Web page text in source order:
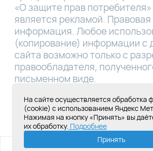
«О защите прав
является рекламой. Правовая
информация. Любое
(копирование) информации с
сайта возможно только с
правообладателя,
письменном виде.
Лицензия Л041-01181-16/
28.05.2019
Создание сайта под ключ
ИМЕЮТСЯ
На сайте осуществляется обработка
(cookie) с использованием Яндекс
Нажимая на кнопку «Принять» вы
их обработку. Подробнее
Принять